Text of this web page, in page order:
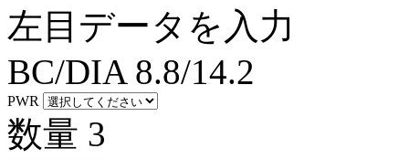
左目データを入力
BC/DIA 8.8/14.2
PWR
数量 3